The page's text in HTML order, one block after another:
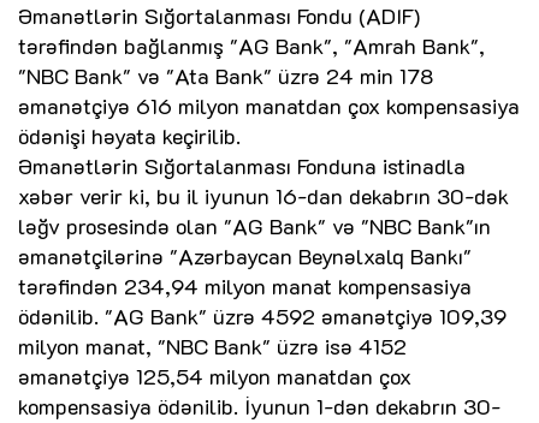
Əmanətlərin Sığortalanması Fondu (ADIF)
tərəfindən bağlanmış "AG Bank", "Amrah Bank",
"NBC Bank" və "Ata Bank" üzrə 24 min 178
əmanətçiyə 616 milyon manatdan çox kompensasiya
ödənişi həyata keçirilib.
Əmanətlərin Sığortalanması Fonduna istinadla
xəbər verir ki, bu il iyunun 16-dan dekabrın 30-dək
ləğv prosesində olan "AG Bank" və "NBC Bank"ın
əmanətçilərinə "Azərbaycan Beynəlxalq Bankı"
tərəfindən 234,94 milyon manat kompensasiya
ödənilib. "AG Bank" üzrə 4592 əmanətçiyə 109,39
milyon manat, "NBC Bank" üzrə isə 4152
əmanətçiyə 125,54 milyon manatdan çox
kompensasiya ödənilib. İyunun 1-dən dekabrın 30-